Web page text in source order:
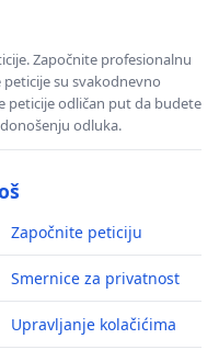
Započnite profesionalnu
su svakodnevno
peticije odličan put da budete
odluka.
Započnite peticiju
Smernice za privatnost
Upravljanje kolačićima